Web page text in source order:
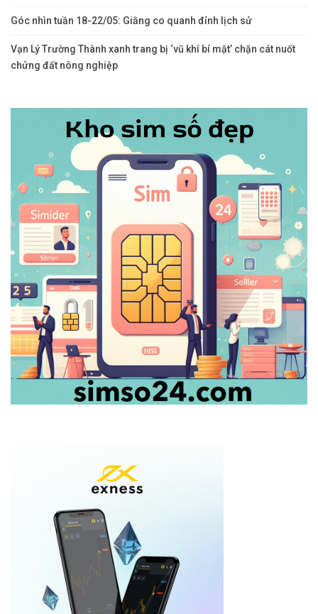
Góc nhìn tuần 18-22/05: Giằng co quanh đỉnh lịch sử
Vạn Lý Trường Thành xanh trang bị ‘vũ khí bí mật’ chặn cát nuốt
chửng đất nông nghiệp